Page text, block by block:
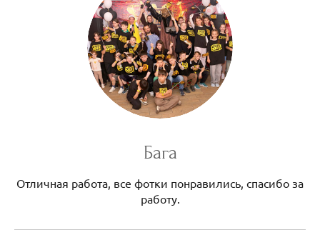
Бага
Отличная работа, все фотки понравились, спасибо за
работу.